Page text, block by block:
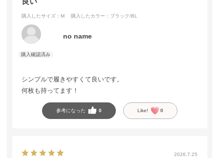
購入したサイズ：M 購入したカラー：ブラック/BL
no name
シンプルで履きやすくて良いです。
何枚も持ってます！
参考になった 0 Like! 0
2026.7.25